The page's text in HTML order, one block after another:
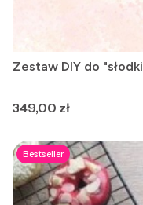
Zestaw DIY do
Cena
349,00 zł
Bestseller